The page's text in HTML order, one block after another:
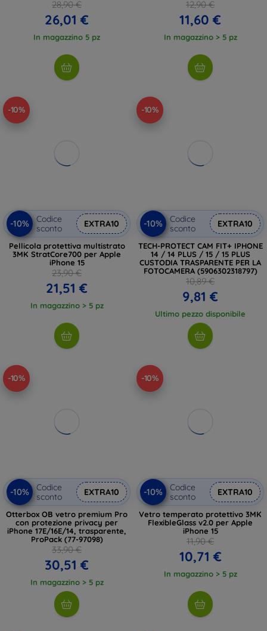
28,90 €
26,01 €
In magazzino 5 pz
12,90 €
11,60 €
In magazzino > 5 pz
-10%
-10%
Codice
sconto
EXTRA10
Pellicola protettiva multistrato
3MK StratCore700 per Apple
iPhone 15
23,90 €
21,51 €
In magazzino > 5 pz
-10%
-10%
Codice
sconto
EXTRA10
TECH-PROTECT CAM FIT+ IPHONE
14 / 14 PLUS / 15 / 15 PLUS
CUSTODIA TRASPARENTE PER LA
FOTOCAMERA (5906302318797)
10,89 €
9,81 €
Ultimo pezzo disponibile
-10%
-10%
Codice
sconto
EXTRA10
Otterbox OB vetro premium Pro
con protezione privacy per
iPhone 17E/16E/14, trasparente,
ProPack (77-97098)
33,90 €
30,51 €
In magazzino > 5 pz
-10%
-10%
Codice
sconto
EXTRA10
Vetro temperato protettivo 3MK
FlexibleGlass v2.0 per Apple
iPhone 15
11,90 €
10,71 €
In magazzino > 5 pz